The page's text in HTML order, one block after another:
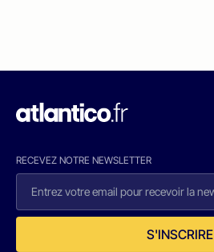
RECEVEZ NOTRE NEWSLETTER
S'INSCRIRE